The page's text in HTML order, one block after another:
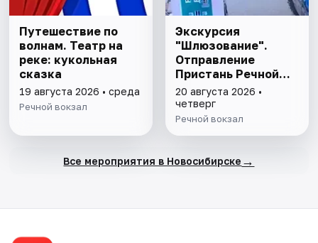
Путешествие по
волнам. Театр на
реке: кукольная
сказка
19 августа 2026 • среда
Речной вокзал
Экскурсия
"Шлюзование".
Отправление
Пристань Речной
вокзал - Прибытие
Аванпорт
20 августа 2026 •
четверг
Речной вокзал
Все мероприятия в Новосибирске →